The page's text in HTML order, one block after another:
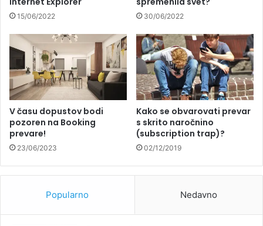
15/06/2022 30/06/2022
V času dopustov bodi
pozoren na Booking
prevare!
23/06/2023
Kako se obvarovati prevar
s skrito naročnino
(subscription trap)?
02/12/2019
Popularno Nedavno